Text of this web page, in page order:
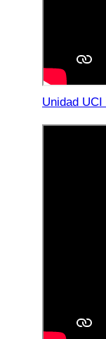
Unidad UCI